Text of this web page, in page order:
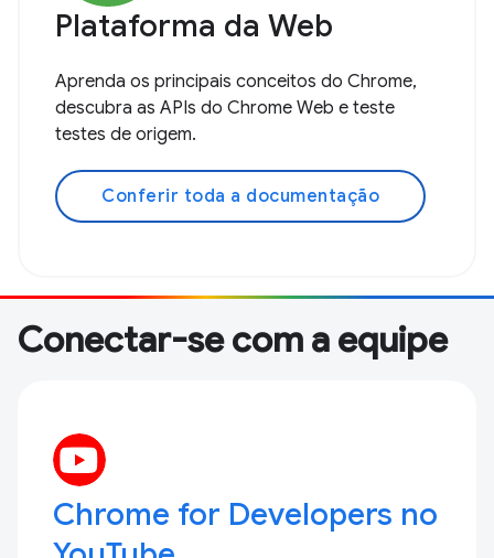
Plataforma da Web
Aprenda os principais conceitos do Chrome,
descubra as APIs do Chrome Web e teste
testes de origem.
Conferir toda a documentação
Conectar-se com a equipe
Chrome for Developers no